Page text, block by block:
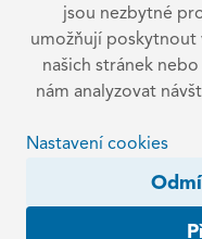
jsou nezbytné
umožňují poskytnout
našich stránek
nám analyzovat
Nastavení cookies